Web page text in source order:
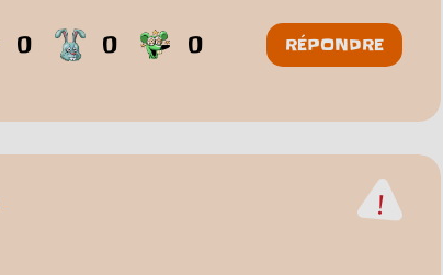
0 0 0 RÉPONDRE